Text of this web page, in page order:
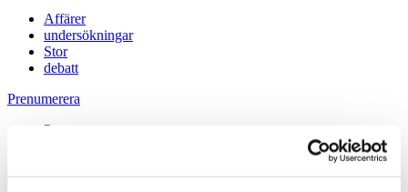
Affärer
undersökningar
Stor
debatt
Prenumerera
Prenumerera